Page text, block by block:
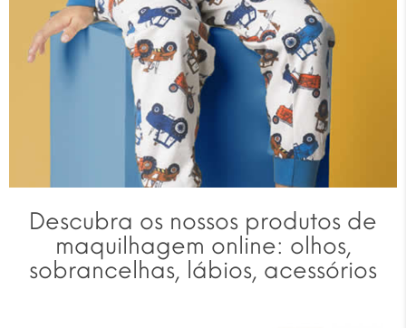
Descubra os nossos produtos de
maquilhagem online: olhos,
sobrancelhas, lábios, acessórios